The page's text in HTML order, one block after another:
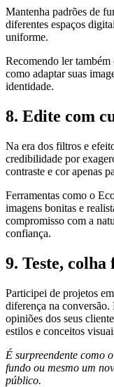
Mantenha padrões de
diferentes espaços
uniforme.
Recomendo ler também
como adaptar suas
identidade.
8. Edite com
Na era dos filtros e
credibilidade por
contraste e cor apenas
Ferramentas como o
imagens bonitas e
compromisso com a
confiança.
9. Teste, colha
Participei de projetos
diferença na conversão.
opiniões dos seus
estilos e conceitos
É surpreendente como
fundo ou mesmo um
público.